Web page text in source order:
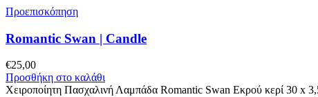
Προεπισκόπηση
Romantic Swan | Candle
€25,00
Προσθήκη στο καλάθι
Χειροποίητη Πασχαλινή Λαμπάδα Romantic Swan Εκρού κερί 30 x